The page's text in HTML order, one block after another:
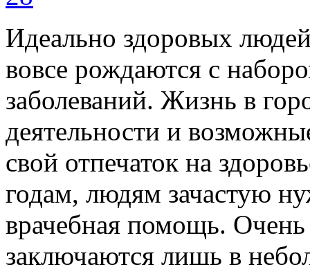
Идеально здоровых
вовсе рождаются с
заболеваний. Жизнь в
деятельности и
свой отпечаток на
годам, людям зачастую
врачебная помощь.
заключаются лишь в